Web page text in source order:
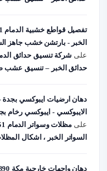
الخبر - بارتشن خشب جاهز
على
حدائق الخبر – تنسيق عشب
الايبوكسي - ايبوكسي رخام
على
السواتر الخبر ، اشكال